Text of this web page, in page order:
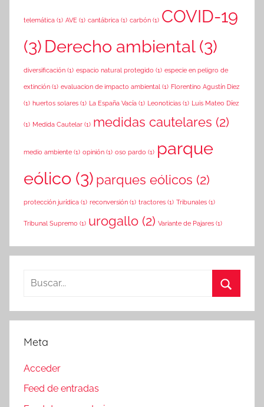
telemática (1) AVE (1) cantábrica (1) carbón (1) COVID-19
(3) Derecho ambiental(3)
diversificación (1) espacio natural protegido (1) especie en peligro de
extinción (1) evaluacion de impacto ambiental (1) Florentino Agustín Diez
(1) huertos solares (1) La España Vacía (1) Leonoticias (1) Luis Mateo Díez
(1) Medida Cautelar (1) medidas cautelares (2)
medio ambiente (1) opinión (1) oso pardo (1) parque
eólico (3) parques eólicos (2)
protección jurídica (1) reconversión (1) tractores (1) Tribunales (1)
Tribunal Supremo (1) urogallo (2) Variante de Pajares (1)
Buscar:
Meta
Acceder
Feed de entradas